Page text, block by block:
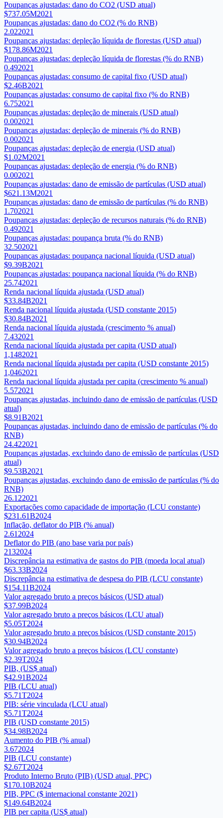
Poupanças ajustadas: dano do CO2 (USD atual)
$737.05M2021
Poupanças ajustadas: dano do CO2 (% do RNB)
2.022021
Poupanças ajustadas: depleção líquida de florestas (USD atual)
$178.86M2021
Poupanças ajustadas: depleção líquida de florestas (% do RNB)
0.492021
Poupanças ajustadas: consumo de capital fixo (USD atual)
$2.46B2021
Poupanças ajustadas: consumo de capital fixo (% do RNB)
6.752021
Poupanças ajustadas: depleção de minerais (USD atual)
0.002021
Poupanças ajustadas: depleção de minerais (% do RNB)
0.002021
Poupanças ajustadas: depleção de energia (USD atual)
$1.02M2021
Poupanças ajustadas: depleção de energia (% do RNB)
0.002021
Poupanças ajustadas: dano de emissão de partículas (USD atual)
$621.13M2021
Poupanças ajustadas: dano de emissão de partículas (% do RNB)
1.702021
Poupanças ajustadas: depleção de recursos naturais (% do RNB)
0.492021
Poupanças ajustadas: poupança bruta (% do RNB)
32.502021
Poupanças ajustadas: poupança nacional líquida (USD atual)
$9.39B2021
Poupanças ajustadas: poupança nacional líquida (% do RNB)
25.742021
Renda nacional líquida ajustada (USD atual)
$33.84B2021
Renda nacional líquida ajustada (USD constante 2015)
$30.84B2021
Renda nacional líquida ajustada (crescimento % anual)
7.432021
Renda nacional líquida ajustada per capita (USD atual)
1,1482021
Renda nacional líquida ajustada per capita (USD constante 2015)
1,0462021
Renda nacional líquida ajustada per capita (crescimento % anual)
5.572021
Poupanças ajustadas, incluindo dano de emissão de partículas (USD
atual)
$8.91B2021
Poupanças ajustadas, incluindo dano de emissão de partículas (% do
RNB)
24.422021
Poupanças ajustadas, excluindo dano de emissão de partículas (USD
atual)
$9.53B2021
Poupanças ajustadas, excluindo dano de emissão de partículas (% do
RNB)
26.122021
Exportações como capacidade de importação (LCU constante)
$231.61B2024
Inflação, deflator do PIB (% anual)
2.61 2024
Deflator do PIB (ano base varia por país)
2132024
Discrepância na estimativa de gastos do PIB (moeda local atual)
$63.33B2024
Discrepância na estimativa de despesa do PIB (LCU constante)
$154.11B2024
Valor agregado bruto a preços básicos (USD atual)
$37.99B2024
Valor agregado bruto a preços básicos (LCU atual)
$5.05T2024
Valor agregado bruto a preços básicos (USD constante 2015)
$30.94B2024
Valor agregado bruto a preços básicos (LCU constante)
$2.39T2024
PIB, (US$ atual)
$42.91B2024
PIB (LCU atual)
$5.71T2024
PIB: série vinculada (LCU atual)
$5.71T2024
PIB (USD constante 2015)
$34.98B2024
Aumento do PIB (% anual)
3.672024
PIB (LCU constante)
$2.67T2024
Produto Interno Bruto (PIB) (USD atual, PPC)
$170.10B2024
PIB, PPC ($ internacional constante 2021)
$149.64B2024
PIB per capita (US$ atual)